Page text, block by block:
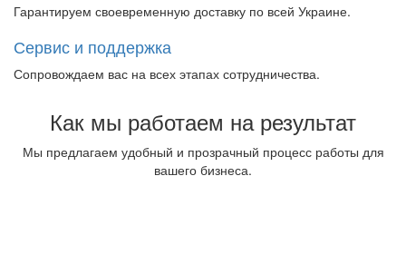
Гарантируем своевременную доставку по всей Украине.
Сервис и поддержка
Сопровождаем вас на всех этапах сотрудничества.
Как мы работаем на результат
Мы предлагаем удобный и прозрачный процесс работы для
вашего бизнеса.